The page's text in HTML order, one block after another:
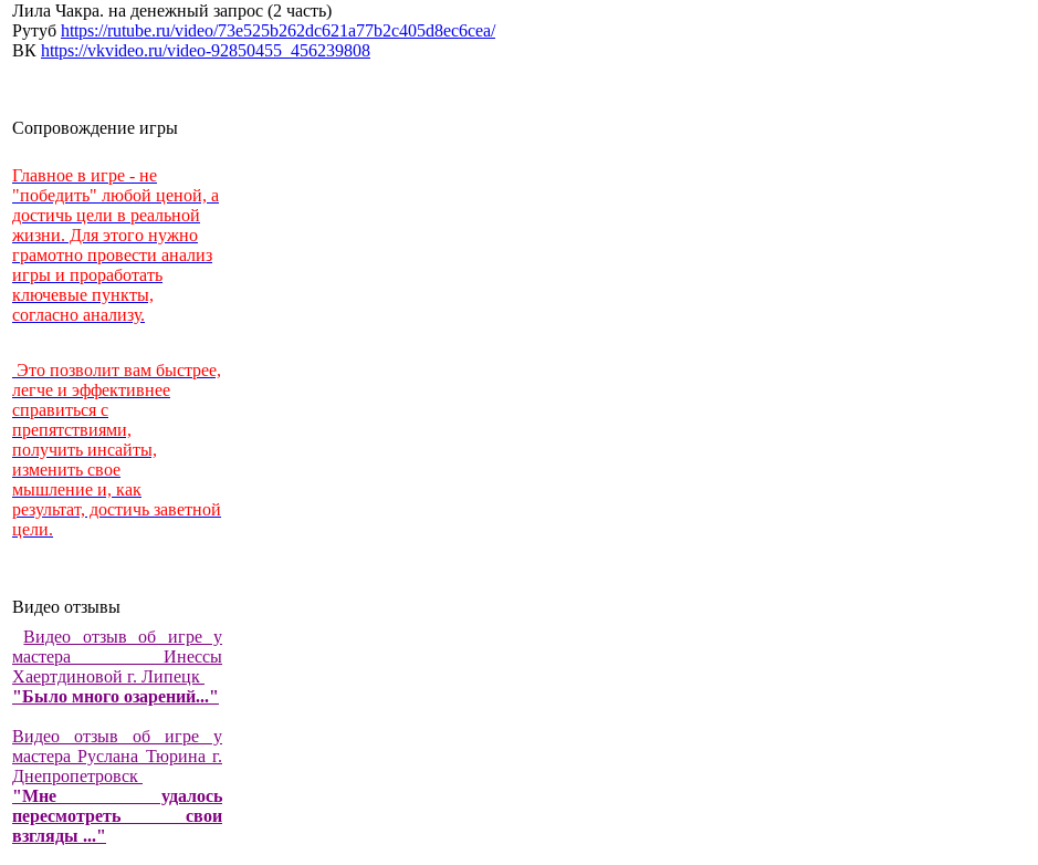
Лила Чакра. на денежный запрос (2 часть)
Рутуб https://rutube.ru/video/73e525b262dc621a77b2c405d8ec6cea/
ВК https://vkvideo.ru/video-92850455_456239808
Сопровождение игры
Главное в игре - не
"победить" любой ценой, а
достичь цели в реальной
жизни. Для этого нужно
грамотно провести анализ
игры и проработать
ключевые пункты,
согласно анализу.
Это позволит вам быстрее,
легче и эффективнее
справиться с
препятствиями,
получить инсайты,
изменить свое
мышление и, как
результат, достичь заветной
цели.
Видео отзывы
Видео отзыв об игре у
мастера Инессы
Хаертдиновой г. Липецк
"Было много озарений..."
Видео отзыв об игре у
мастера Руслана Тюрина г.
Днепропетровск
"Мне удалось
пересмотреть свои
взгляды ..."